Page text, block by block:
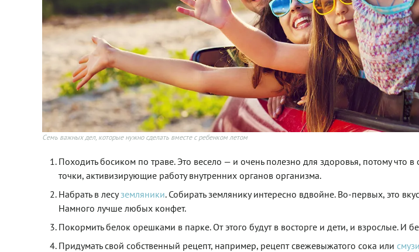
Семь важных дел, которые нужно сделать вместе с ребенком летом
Походить босиком по траве. Это весело — и очень полезно для здоровья, потому что
точки, активизирующие работу внутренних органов организма.
Набрать в лесуземляники. Собирать землянику интересно вдвойне. Во-первых, это
Намного лучше любых конфет.
Покормить белок орешками в парке. От этого будут в восторге и дети, и взрослые. И
Придумать свой собственный рецепт, например, рецепт свежевыжатого сока или смузи